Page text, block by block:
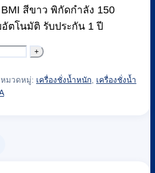
สีขาว พิกัดกำลัง 150
ตโนมัติ รับประกัน 1 ปี
หมวดหมู่: เครื่องชั่งน้ำหนัก เครื่องชั่งน้ำ